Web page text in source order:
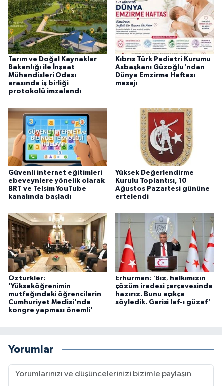
Tarım ve Doğal Kaynaklar
Bakanlığı ile İnşaat
Mühendisleri Odası
arasında iş birliği
protokolü imzalandı
Kıbrıs Türk Pediatri Kurumu
Asbaşkanı Güzoğlu'ndan
Dünya Emzirme Haftası
mesajı
Güvenli internet eğitimleri
ebeveynlere yönelik olarak
BRT ve Telsim YouTube
kanalında başladı
Yüksek Değerlendirme
Kurulu Toplantısı, 10
Ağustos Pazartesi gününe
ertelendi
Öztürkler:
'Yükseköğrenimin
mutfağındaki öğrencilerin
Cumhuriyet Meclisi'nde
kongre yapması önemli'
Erhürman: 'Biz, halkımızın
çözüm iradesi çerçevesinde
hazırız. Bunu açıkça
söyledik. Gerisi laf-ı güzaf'
Yorumlar